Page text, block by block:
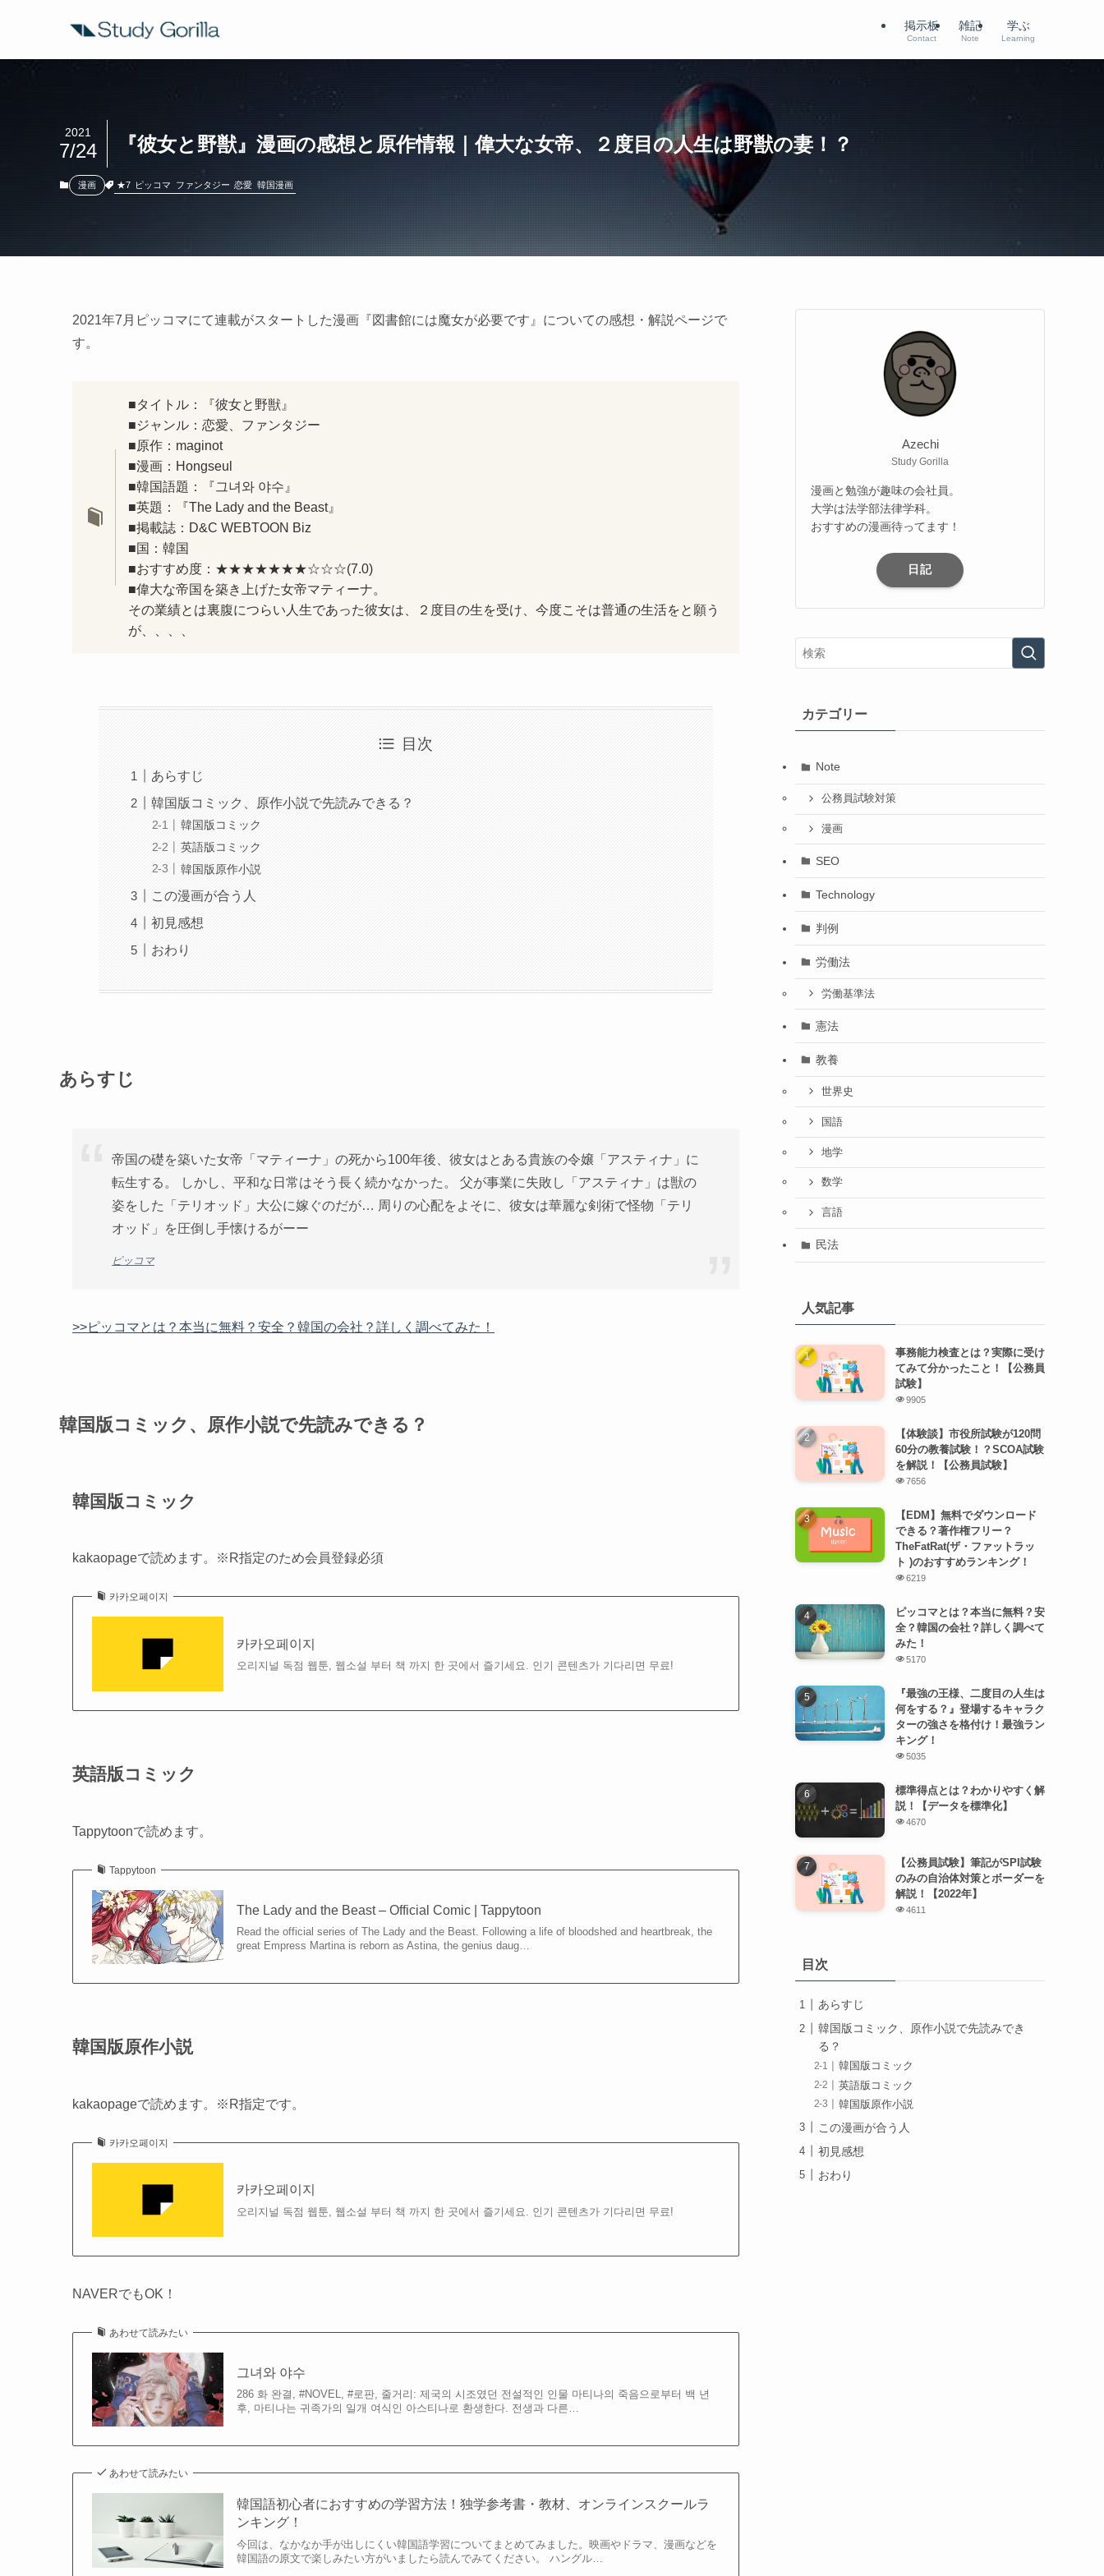
掲示板
Contact
雑記
Note
学ぶ
Learning
『彼女と野獣』漫画の感想と原作情報｜偉大な女帝、２度目の人生は野獣の妻！？
2021
7/24
漫画 ★7 ピッコマ ファンタジー 恋愛 韓国漫画
2021年7月ピッコマにて連載がスタートした漫画『図書館には魔女が必要です』についての感想・解説ページで
す。
■タイトル：『彼女と野獣』
■ジャンル：恋愛、ファンタジー
■原作：maginot
■漫画：Hongseul
■韓国語題：『그녀와 야수』
■英題：『The Lady and the Beast』
■掲載誌：D&C WEBTOON Biz
■国：韓国
■おすすめ度：★★★★★★★☆☆☆(7.0)
■偉大な帝国を築き上げた女帝マティーナ。
その業績とは裏腹につらい人生であった彼女は、２度目の生を受け、今度こそは普通の生活をと願う
が、、、、
目次
あらすじ
韓国版コミック、原作小説で先読みできる？
韓国版コミック
英語版コミック
韓国版原作小説
この漫画が合う人
初見感想
おわり
あらすじ
帝国の礎を築いた女帝「マティーナ」の死から100年後、彼女はとある貴族の令嬢「アスティナ」に
転生する。 しかし、平和な日常はそう長く続かなかった。 父が事業に失敗し「アスティナ」は獣の
姿をした「テリオッド」大公に嫁ぐのだが… 周りの心配をよそに、彼女は華麗な剣術で怪物「テリ
オッド」を圧倒し手懐けるがーー
ピッコマ
>>ピッコマとは？本当に無料？安全？韓国の会社？詳しく調べてみた！
韓国版コミック、原作小説で先読みできる？
韓国版コミック
kakaopageで読めます。※R指定のため会員登録必須
카카오페이지
카카오페이지
오리지널 독점 웹툰, 웹소설 부터 책 까지 한 곳에서 즐기세요. 인기 콘텐츠가 기다리면 무료!
英語版コミック
Tappytoonで読めます。
Tappytoon
The Lady and the Beast – Official Comic | Tappytoon
Read the official series of The Lady and the Beast. Following a life of bloodshed and heartbreak, the
great Empress Martina is reborn as Astina, the genius daug…
韓国版原作小説
kakaopageで読めます。※R指定です。
카카오페이지
카카오페이지
오리지널 독점 웹툰, 웹소설 부터 책 까지 한 곳에서 즐기세요. 인기 콘텐츠가 기다리면 무료!
NAVERでもOK！
あわせて読みたい
그녀와 야수
286 화 완결, #NOVEL, #로판, 줄거리: 제국의 시조였던 전설적인 인물 마티나의 죽음으로부터 백 년
후, 마티나는 귀족가의 일개 여식인 아스티나로 환생한다. 전생과 다른…
あわせて読みたい
韓国語初心者におすすめの学習方法！独学参考書・教材、オンラインスクールラ
ンキング！
今回は、なかなか手が出しにくい韓国語学習についてまとめてみました。映画やドラマ、漫画などを
韓国語の原文で楽しみたい方がいましたら読んでみてください。 ハングル…
Azechi
Study Gorilla
漫画と勉強が趣味の会社員。
大学は法学部法律学科。
おすすめの漫画待ってます！
日記
カテゴリー
Note
公務員試験対策
漫画
SEO
Technology
判例
労働法
労働基準法
憲法
教養
世界史
国語
地学
数学
言語
民法
人気記事
事務能力検査とは？実際に受け
てみて分かったこと！【公務員
試験】
9905
【体験談】市役所試験が120問
60分の教養試験！？SCOA試験
を解説！【公務員試験】
7656
【EDM】無料でダウンロード
できる？著作権フリー？
TheFatRat(ザ・ファットラッ
ト )のおすすめランキング！
6219
ピッコマとは？本当に無料？安
全？韓国の会社？詳しく調べて
みた！
5170
『最強の王様、二度目の人生は
何をする？』登場するキャラク
ターの強さを格付け！最強ラン
キング！
5035
標準得点とは？わかりやすく解
説！【データを標準化】
4670
【公務員試験】筆記がSPI試験
のみの自治体対策とボーダーを
解説！【2022年】
4611
目次
あらすじ
韓国版コミック、原作小説で先読みでき
る？
韓国版コミック
英語版コミック
韓国版原作小説
この漫画が合う人
初見感想
おわり